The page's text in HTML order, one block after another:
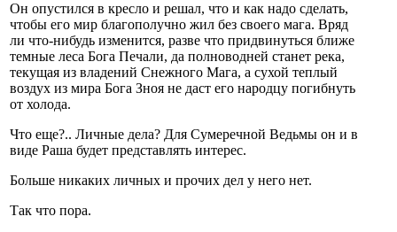
Он опустился в кресло и решал, что и как надо сделать,
чтобы его мир благополучно жил без своего мага. Вряд
ли что-нибудь изменится, разве что придвинуться ближе
темные леса Бога Печали, да полноводней станет река,
текущая из владений Снежного Мага, а сухой теплый
воздух из мира Бога Зноя не даст его народцу погибнуть
от холода.
Что еще?.. Личные дела? Для Сумеречной Ведьмы он и в
виде Раша будет представлять интерес.
Больше никаких личных и прочих дел у него нет.
Так что пора.